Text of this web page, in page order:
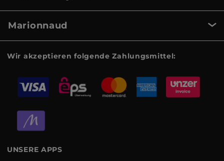
Marionnaud
Wir akzeptieren folgende Zahlungsmittel:
UNSERE APPS